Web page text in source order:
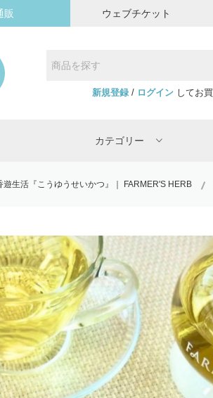
販 ウェブチケット
新規登録/ ログインしてお買
カテゴリー
生活『こうゆうせいかつ』｜ FARMER'S HERB